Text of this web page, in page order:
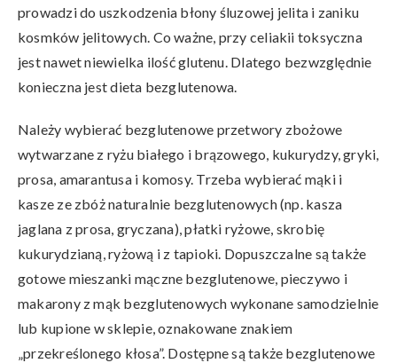
prowadzi do uszkodzenia błony śluzowej jelita i zaniku
kosmków jelitowych. Co ważne, przy celiakii toksyczna
jest nawet niewielka ilość glutenu. Dlatego bezwzględnie
konieczna jest dieta bezglutenowa.
Należy wybierać bezglutenowe przetwory zbożowe
wytwarzane z ryżu białego i brązowego, kukurydzy, gryki,
prosa, amarantusa i komosy. Trzeba wybierać mąki i
kasze ze zbóż naturalnie bezglutenowych (np. kasza
jaglana z prosa, gryczana), płatki ryżowe, skrobię
kukurydzianą, ryżową i z tapioki. Dopuszczalne są także
gotowe mieszanki mączne bezglutenowe, pieczywo i
makarony z mąk bezglutenowych wykonane samodzielnie
lub kupione w sklepie, oznakowane znakiem
„przekreślonego kłosa”. Dostępne są także bezglutenowe